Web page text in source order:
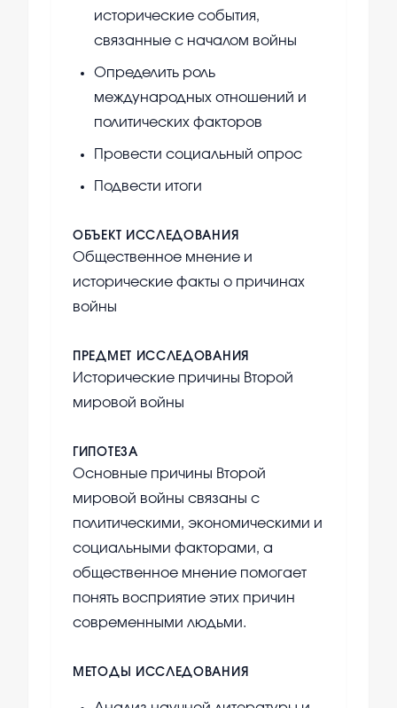
исторические события,
связанные с началом войны
Определить роль
международных отношений и
политических факторов
Провести социальный опрос
Подвести итоги
ОБЪЕКТ ИССЛЕДОВАНИЯ
Общественное мнение и
исторические факты о причинах
войны
ПРЕДМЕТ ИССЛЕДОВАНИЯ
Исторические причины Второй
мировой войны
ГИПОТЕЗА
Основные причины Второй
мировой войны связаны с
политическими, экономическими и
социальными факторами, а
общественное мнение помогает
понять восприятие этих причин
современными людьми.
МЕТОДЫ ИССЛЕДОВАНИЯ